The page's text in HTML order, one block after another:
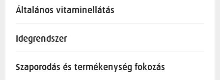
Általános vitaminellátás
Idegrendszer
Szaporodás és termékenység fokozás